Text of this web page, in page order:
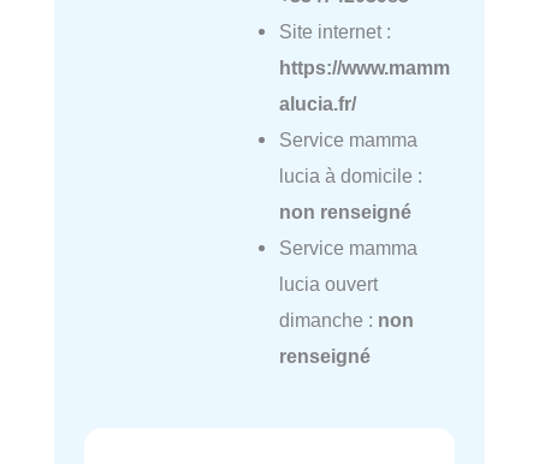
Site internet :
https://www.mamm
alucia.fr/
Service mamma
lucia à domicile :
non renseigné
Service mamma
lucia ouvert
dimanche : non
renseigné